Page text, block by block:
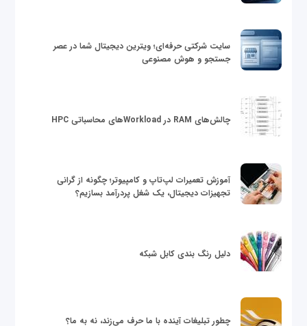
سایت شرکتی حرفه‌ای؛ ویترین دیجیتال شما در عصر
جستجو و هوش مصنوعی
چالش‌های RAM در Workloadهای محاسباتی HPC
آموزش تعمیرات لپ‌تاپ و کامپیوتر؛ چگونه از گرانی
تجهیزات دیجیتال، یک شغل پردرآمد بسازیم؟
دلیل رنگ بندی کابل شبکه
چطور تبلیغات آینده با ما حرف می‌زند، نه به ما؟